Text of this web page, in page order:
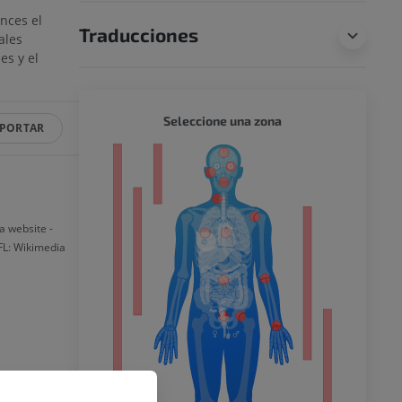
el
y el
website -
Wikimedia
Traducciones
miembro
Seleccione una zona